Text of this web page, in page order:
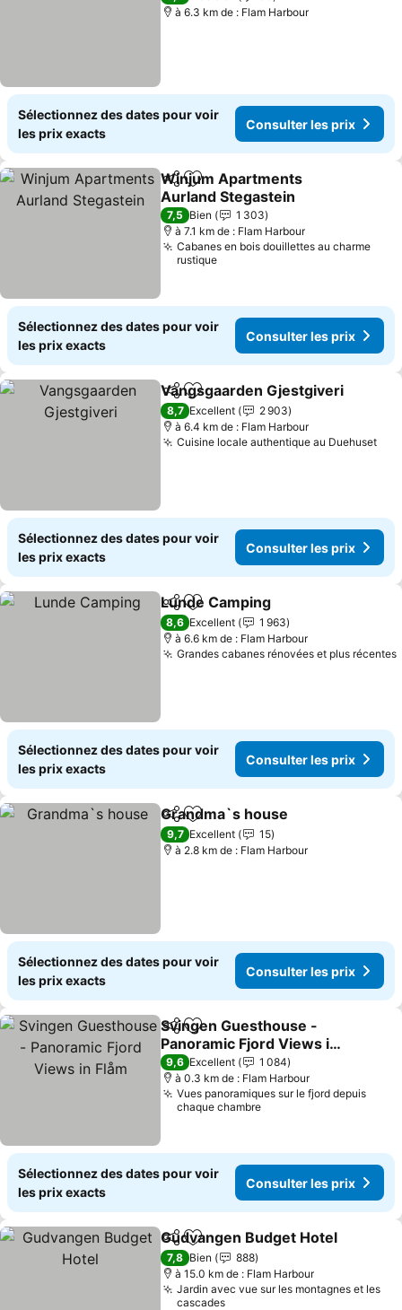
à 6.3 km de : Flam Harbour
Sélectionnez des dates pour voir
les prix exacts
Consulter les prix
PartagerAjouter à mes favoris
Winjum Apartments
Aurland Stegastein
7,5 Bien
1 303
à 7.1 km de : Flam Harbour
Cabanes en bois douillettes au charme
rustique
Sélectionnez des dates pour voir
les prix exacts
Consulter les prix
PartagerAjouter à mes favoris
Vangsgaarden Gjestgiveri
8,7 Excellent
2 903
à 6.4 km de : Flam Harbour
Cuisine locale authentique au Duehuset
Sélectionnez des dates pour voir
les prix exacts
Consulter les prix
PartagerAjouter à mes favoris
Lunde Camping
8,6 Excellent
1 963
à 6.6 km de : Flam Harbour
Grandes cabanes rénovées et plus récentes
Sélectionnez des dates pour voir
les prix exacts
Consulter les prix
PartagerAjouter à mes favoris
Grandma`s house
9,7 Excellent
15
à 2.8 km de : Flam Harbour
Sélectionnez des dates pour voir
les prix exacts
Consulter les prix
PartagerAjouter à mes favoris
Svingen Guesthouse -
Panoramic Fjord Views in
Flåm
9,6 Excellent
1 084
à 0.3 km de : Flam Harbour
Vues panoramiques sur le fjord depuis
chaque chambre
Sélectionnez des dates pour voir
les prix exacts
Consulter les prix
PartagerAjouter à mes favoris
Gudvangen Budget Hotel
7,8 Bien
888
à 15.0 km de : Flam Harbour
Jardin avec vue sur les montagnes et les
cascades